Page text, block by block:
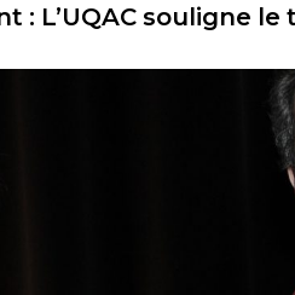
: L’UQAC souligne